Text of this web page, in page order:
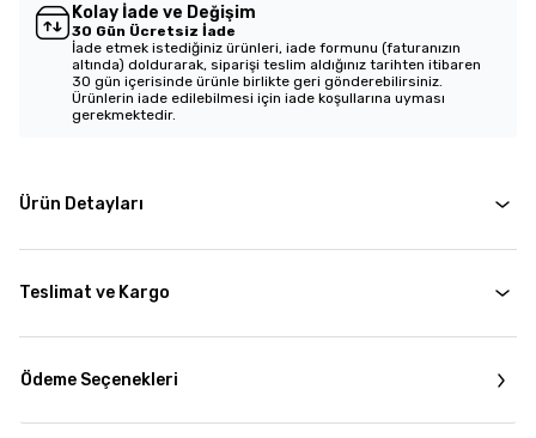
Kolay İade ve Değişim
30 Gün Ücretsiz İade
İade etmek istediğiniz ürünleri, iade formunu (faturanızın
altında) doldurarak, siparişi teslim aldığınız tarihten itibaren
30 gün içerisinde ürünle birlikte geri gönderebilirsiniz.
Ürünlerin iade edilebilmesi için iade koşullarına uyması
gerekmektedir.
Ürün Detayları
Teslimat ve Kargo
Ödeme Seçenekleri